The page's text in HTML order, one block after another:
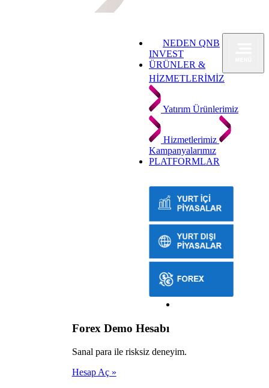
NEDEN QNB
INVEST
ÜRÜNLER &
HİZMETLERİMİZ
Yatırım Ürünlerimiz
Hizmetlerimiz
Kampanyalarımız
PLATFORMLAR
Forex Demo Hesabı
Sanal para ile risksiz deneyim.
Hesap Aç »